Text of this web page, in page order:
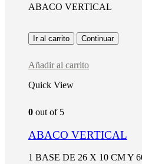
ABACO VERTICAL
Ir al carrito Continuar
Añadir al carrito
Quick View
0 out of 5
ABACO VERTICAL
1 BASE DE 26 X 10 CM Y